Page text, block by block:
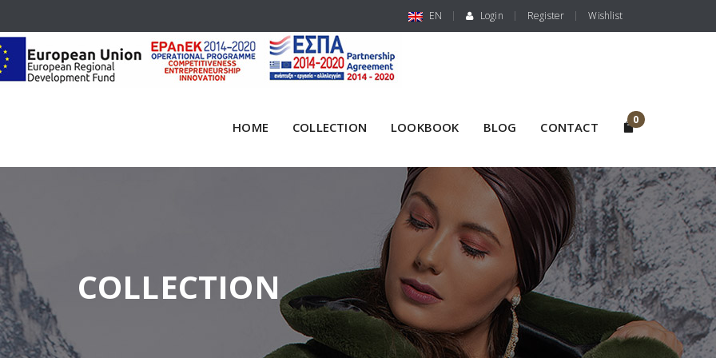
Login Register Wishlist
EN
HOME COLLECTION LOOKBOOK BLOG CONTACT
0
COLLECTION